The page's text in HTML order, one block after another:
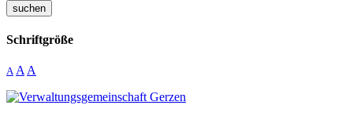
suchen
Schriftgröße
A A A